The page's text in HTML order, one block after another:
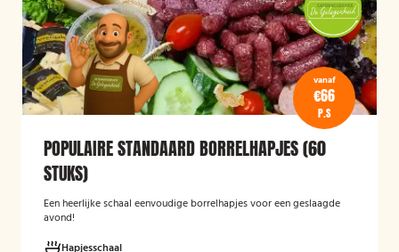
vanaf
€66
P.S
POPULAIRE STANDAARD BORRELHAPJES (60
STUKS)
Een heerlijke schaal eenvoudige borrelhapjes voor een geslaagde
avond!
Hapjesschaal